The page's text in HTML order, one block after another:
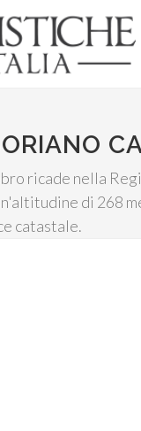
ricade nella
di 268
catastale.